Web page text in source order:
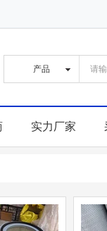
实力厂家